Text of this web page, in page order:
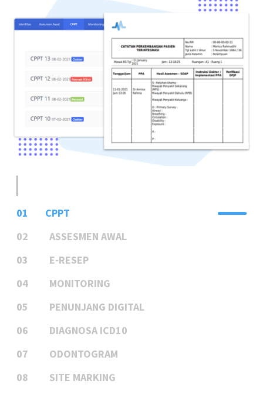
01
CPPT
02
ASSESMEN AWAL
03
E-RESEP
04
MONITORING
05
PENUNJANG DIGITAL
06
DIAGNOSA ICD10
07
ODONTOGRAM
08
SITE MARKING